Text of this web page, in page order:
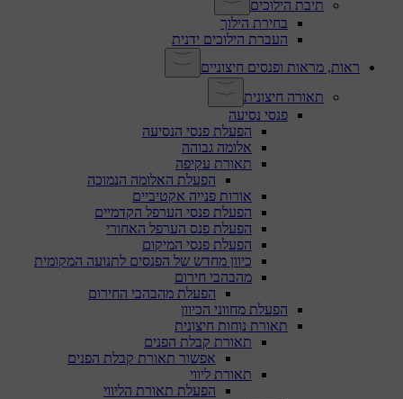
תיבת הילוכים
בחירת הילוך
העברת הילוכים ידנית
ראות, מראות ופנסים חיצוניים
תאורה חיצונית
פנסי נסיעה
הפעלת פנסי הנסיעה
אלומה גבוהה
תאורת עקיפה
הפעלת האלומה הנמוכה
אורות פנייה אקטיביים
הפעלת פנסי הערפל הקדמיים
הפעלת פנס הערפל האחורי
הפעלת פנסי המיקום
כיוון מחדש של הפנסים לתנועה המקומית
מהבהבי חירום
הפעלת מהבהבי החירום
הפעלת מחווני הכיוון
תאורת נוחות חיצונית
תאורת קבלת הפנים
אפשור תאורת קבלת הפנים
תאורת ליווי
הפעלת תאורת הליווי